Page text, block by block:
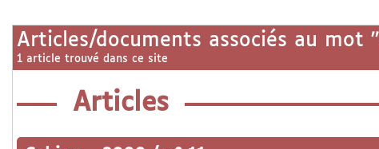
Articles/documents associés au mot "
1 article trouvé dans ce site
Articles